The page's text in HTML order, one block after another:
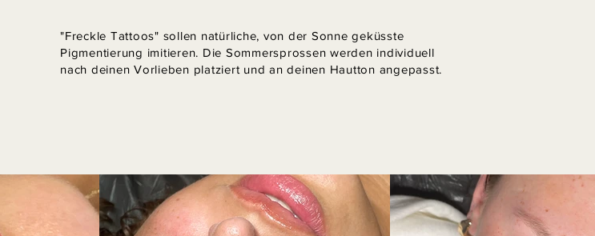
"Freckle Tattoos" sollen natürliche, von der Sonne geküsste
Pigmentierung imitieren. Die Sommersprossen werden individuell
nach deinen Vorlieben platziert und an deinen Hautton angepasst.